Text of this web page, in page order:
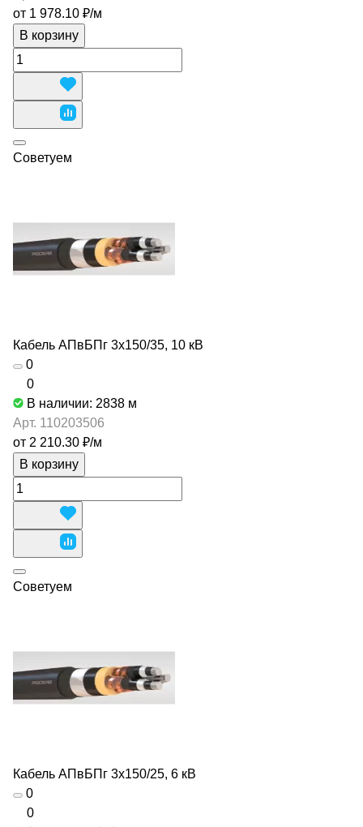
от 1 978.10 ₽/м
В корзину
Советуем
Кабель АПвБПг 3х150/35, 10 кВ
0
0
В наличии: 2838 м
Арт. 110203506
от 2 210.30 ₽/м
В корзину
Советуем
Кабель АПвБПг 3х150/25, 6 кВ
0
0